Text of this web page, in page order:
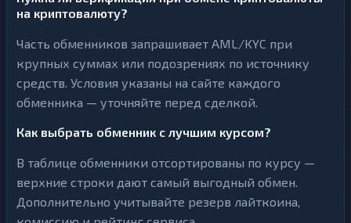
на криптовалюту?
Часть обменников запрашивает AML/KYC при
крупных суммах или подозрениях по источнику
средств. Условия указаны на сайте каждого
обменника — уточняйте перед сделкой.
Как выбрать обменник с лучшим курсом?
В таблице обменники отсортированы по курсу —
верхние строки дают самый выгодный обмен.
Дополнительно учитывайте резерв лайткоина,